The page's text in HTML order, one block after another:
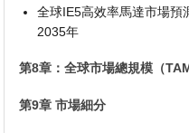
全球IE5高效率馬達市場預
2035年
第8章：全球市場總規模（TAM
第9章 市場細分